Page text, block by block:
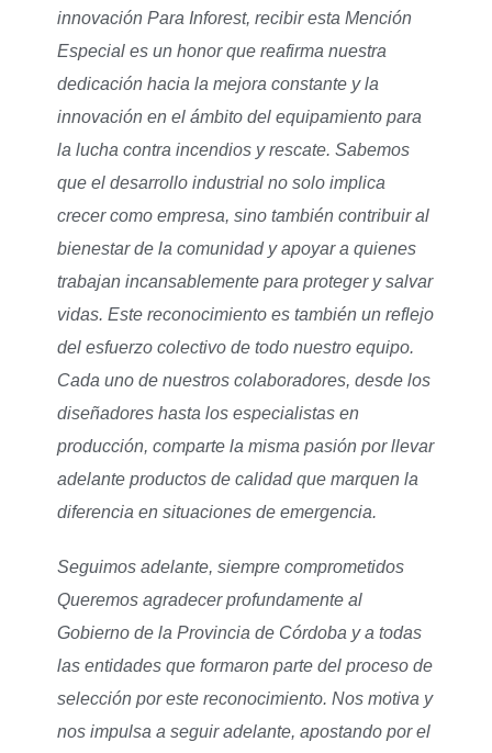
innovación Para Inforest, recibir esta Mención
Especial es un honor que reafirma nuestra
dedicación hacia la mejora constante y la
innovación en el ámbito del equipamiento para
la lucha contra incendios y rescate. Sabemos
que el desarrollo industrial no solo implica
crecer como empresa, sino también contribuir al
bienestar de la comunidad y apoyar a quienes
trabajan incansablemente para proteger y salvar
vidas. Este reconocimiento es también un reflejo
del esfuerzo colectivo de todo nuestro equipo.
Cada uno de nuestros colaboradores, desde los
diseñadores hasta los especialistas en
producción, comparte la misma pasión por llevar
adelante productos de calidad que marquen la
diferencia en situaciones de emergencia.
Seguimos adelante, siempre comprometidos
Queremos agradecer profundamente al
Gobierno de la Provincia de Córdoba y a todas
las entidades que formaron parte del proceso de
selección por este reconocimiento. Nos motiva y
nos impulsa a seguir adelante, apostando por el